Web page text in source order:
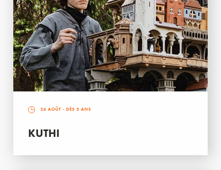
26 AOÛT - DÈS 3 ANS
KUTHI